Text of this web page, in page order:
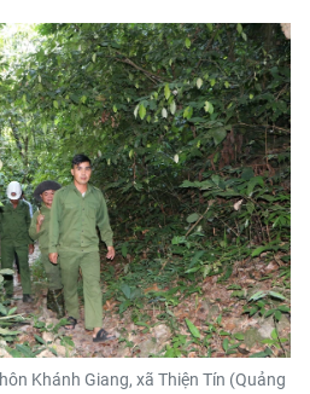
Khánh Giang, xã Thiện Tín (Quảng